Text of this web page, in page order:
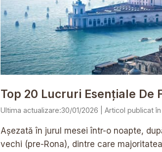
Top 20 Lucruri Esențiale De
30/01/2026
Așezată în jurul mesei într-o noapte,
vechi (pre-Rona), dintre care